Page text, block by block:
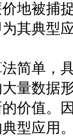
地被捕
其典型
单，具
量数据
价值。
型应用